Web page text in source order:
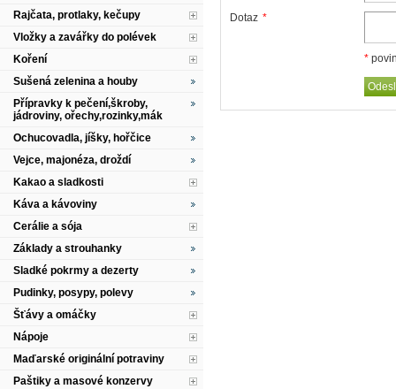
Dotaz *
*
Rajčata, protlaky, kečupy
Vložky a zavářky do polévek
Koření
Sušená zelenina a houby
Přípravky k pečení,škroby,
jádroviny, ořechy,rozinky,mák
Ochucovadla, jíšky, hořčice
Vejce, majonéza, droždí
Kakao a sladkosti
Káva a kávoviny
Cerálie a sója
Základy a strouhanky
Sladké pokrmy a dezerty
Pudinky, posypy, polevy
Šťávy a omáčky
Nápoje
Maďarské originální potraviny
Paštiky a masové konzervy